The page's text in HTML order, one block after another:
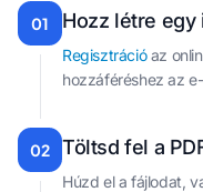
01 Hozz létre
Regisztrációaz
hozzáféréshez az
02 Töltsd fel a
Húzd el a fájlodat,